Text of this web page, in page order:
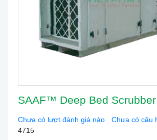
SAAF™ Deep Bed
Chưa có lượt đánh giá nào
Chưa có câu
4715